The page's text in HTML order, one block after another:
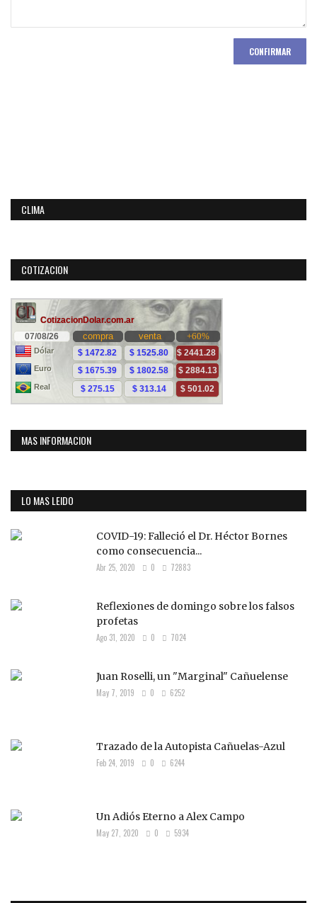
CONFIRMAR
CLIMA
COTIZACION
MAS INFORMACION
LO MAS LEIDO
COVID-19: Falleció el Dr. Héctor Bornes
como consecuencia...
Abr 25, 2020 0 72883
Reflexiones de domingo sobre los falsos
profetas
Ago 31, 2020 0 7024
Juan Roselli, un "Marginal" Cañuelense
May 7, 2019 0 6252
Trazado de la Autopista Cañuelas-Azul
Feb 24, 2019 0 6244
Un Adiós Eterno a Alex Campo
May 27, 2020 0 5934